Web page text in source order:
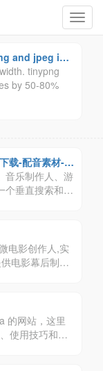
切
换
and jpeg ima
tinypng
by 50-80%
载-配音素材-背
音乐制作人、游
个垂直搜索和共
电影创作人,实
电影幕后制作
的网站，这里
使用技巧和在